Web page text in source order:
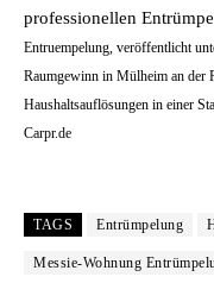
professionellen
Entruempelung, veröffentlicht
Raumgewinn in Mülheim an der
Haushaltsauflösungen in einer
Carpr.de
TAGS Entrümpelung
Messie-Wohnung